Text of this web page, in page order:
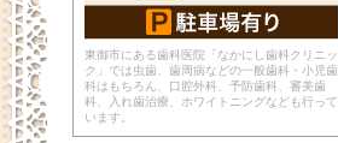
東御市にある歯科医院「なかにし歯科クリニッ
ク」では虫歯、歯周病などの一般歯科・小児歯
科はもちろん、口腔外科、予防歯科、審美歯
科、入れ歯治療、ホワイトニングなども行って
います。